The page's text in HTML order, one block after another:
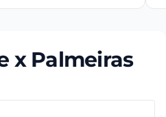
x Palmeiras